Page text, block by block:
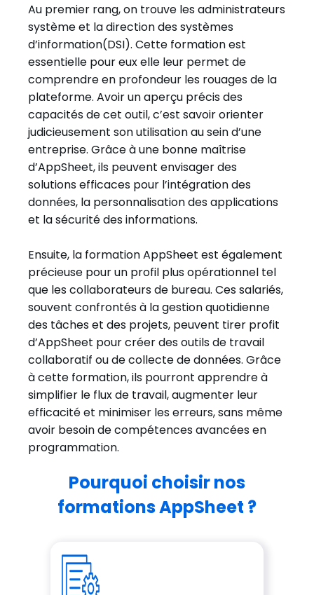
Au premier rang, on trouve les administrateurs
système et la direction des systèmes
d’information(DSI). Cette formation est
essentielle pour eux elle leur permet de
comprendre en profondeur les rouages de la
plateforme. Avoir un aperçu précis des
capacités de cet outil, c’est savoir orienter
judicieusement son utilisation au sein d’une
entreprise. Grâce à une bonne maîtrise
d’AppSheet, ils peuvent envisager des
solutions efficaces pour l’intégration des
données, la personnalisation des applications
et la sécurité des informations.
Ensuite, la formation AppSheet est également
précieuse pour un profil plus opérationnel tel
que les collaborateurs de bureau. Ces salariés,
souvent confrontés à la gestion quotidienne
des tâches et des projets, peuvent tirer profit
d’AppSheet pour créer des outils de travail
collaboratif ou de collecte de données. Grâce
à cette formation, ils pourront apprendre à
simplifier le flux de travail, augmenter leur
efficacité et minimiser les erreurs, sans même
avoir besoin de compétences avancées en
programmation.
Pourquoi choisir nos
formations AppSheet ?